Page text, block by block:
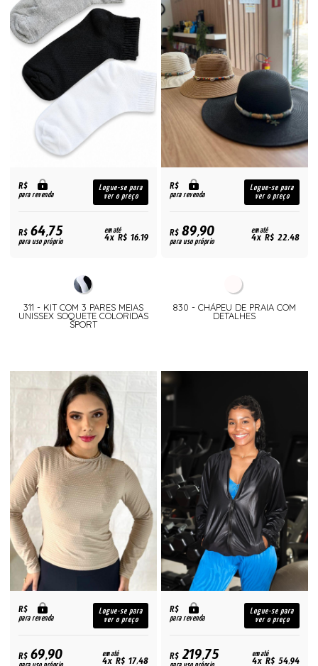
R$
para revenda
Logue-se para
ver o preço
R$64,75
para uso próprio
em até
4x R$ 16,19
311 - KIT COM 3 PARES MEIAS
UNISSEX SOQUETE COLORIDAS
SPORT
R$
para revenda
Logue-se para
ver o preço
R$89,90
para uso próprio
em até
4x R$ 22,48
830 - CHÁPEU DE PRAIA COM
DETALHES
R$
para revenda
Logue-se para
ver o preço
R$69,90 em até
R$
para revenda
Logue-se para
ver o preço
R$219,75 em até